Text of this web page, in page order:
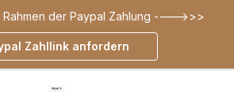
Rahmen der Paypal Zahlung ---->>>
Zahllink anfordern